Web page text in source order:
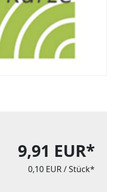
9,91 EUR*
0,10 EUR/ Stück*